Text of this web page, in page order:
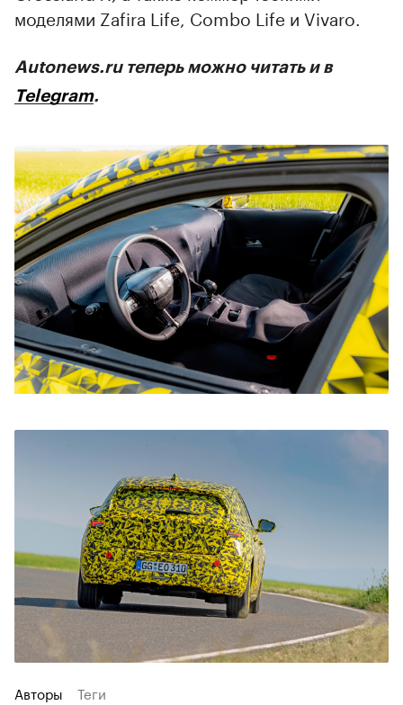
моделями Zafira Life, Combo Life и Vivaro.
Autonews.ru теперь можно читать и в
Telegram.
Авторы Теги